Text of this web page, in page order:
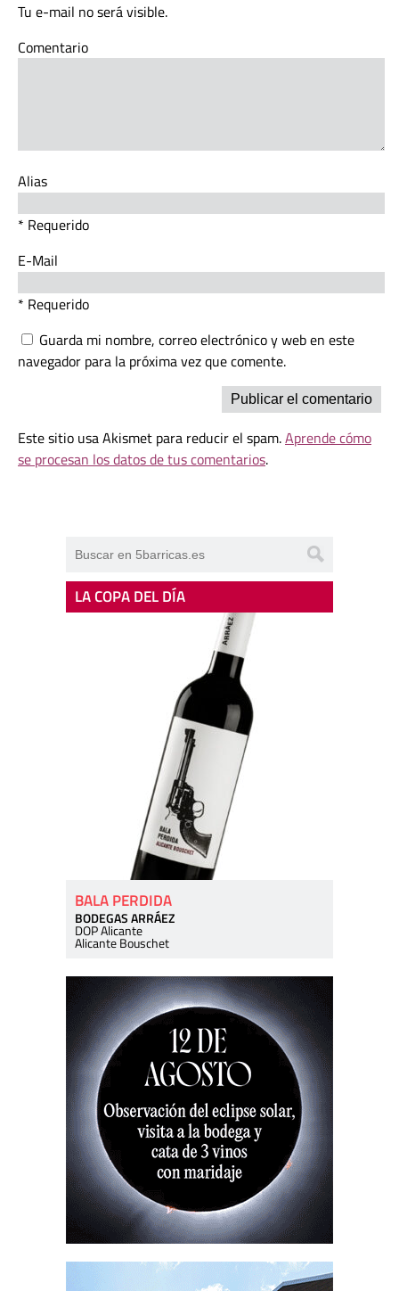
Tu e-mail no será visible.
Comentario
Alias
* Requerido
E-Mail
* Requerido
Guarda mi nombre, correo electrónico y web en este
navegador para la próxima vez que comente.
Este sitio usa Akismet para reducir el spam.Aprende cómo
se procesan los datos de tus comentarios.
LA COPA DEL DÍA
BALA PERDIDA
BODEGAS ARRÁEZ
DOP Alicante
Alicante Bouschet